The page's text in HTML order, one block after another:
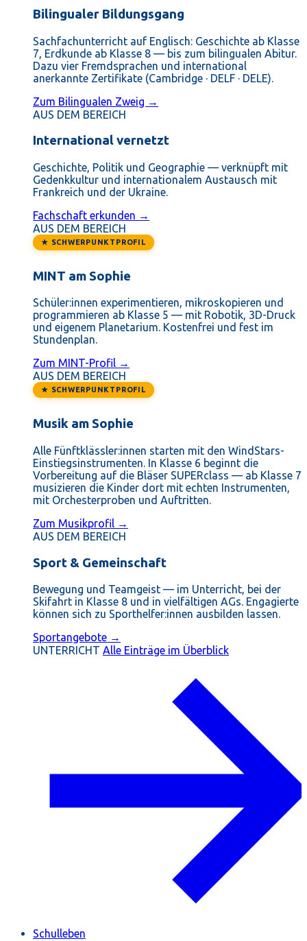
Bilingualer Bildungsgang
Sachfachunterricht auf Englisch: Geschichte ab Klasse
7, Erdkunde ab Klasse 8 — bis zum bilingualen Abitur.
Dazu vier Fremdsprachen und international
anerkannte Zertifikate (Cambridge · DELF · DELE).
Zum Bilingualen Zweig →
AUS DEM BEREICH
International vernetzt
Geschichte, Politik und Geographie — verknüpft mit
Gedenkkultur und internationalem Austausch mit
Frankreich und der Ukraine.
Fachschaft erkunden →
AUS DEM BEREICH
★ SCHWERPUNKTPROFIL
MINT am Sophie
Schüler:innen experimentieren, mikroskopieren und
programmieren ab Klasse 5 — mit Robotik, 3D-Druck
und eigenem Planetarium. Kostenfrei und fest im
Stundenplan.
Zum MINT-Profil →
AUS DEM BEREICH
★ SCHWERPUNKTPROFIL
Musik am Sophie
Alle Fünftklässler:innen starten mit den WindStars-
Einstiegsinstrumenten. In Klasse 6 beginnt die
Vorbereitung auf die Bläser SUPERclass — ab Klasse 7
musizieren die Kinder dort mit echten Instrumenten,
mit Orchesterproben und Auftritten.
Zum Musikprofil →
AUS DEM BEREICH
Sport & Gemeinschaft
Bewegung und Teamgeist — im Unterricht, bei der
Skifahrt in Klasse 8 und in vielfältigen AGs. Engagierte
können sich zu Sporthelfer:innen ausbilden lassen.
Sportangebote →
UNTERRICHT Alle Einträge im Überblick
Schulleben